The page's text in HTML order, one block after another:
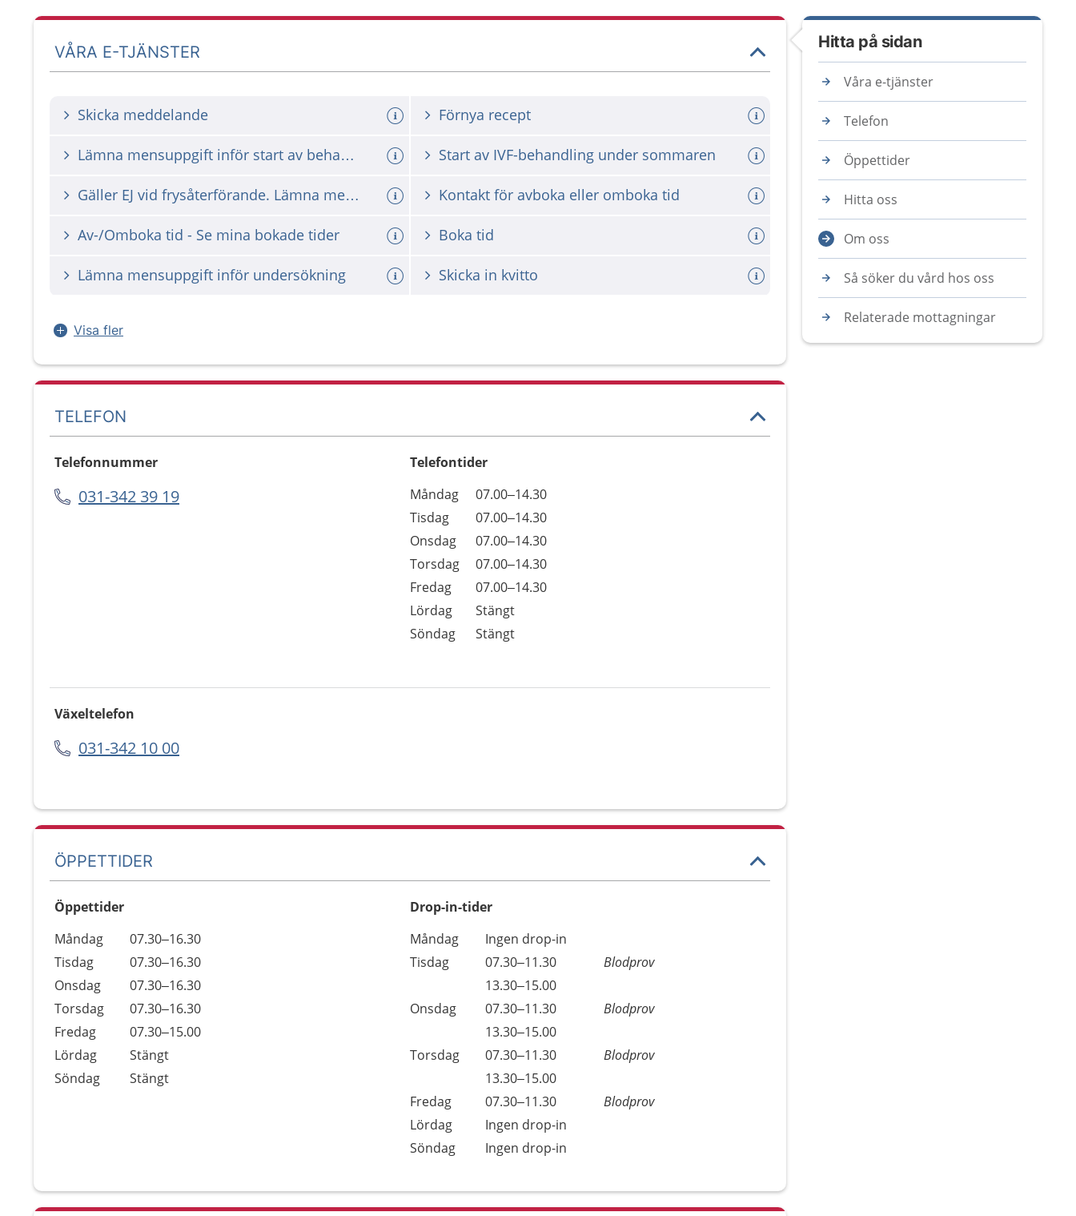
VÅRA E-TJÄNSTER
Skicka meddelande Förnya recept
Lämna mensuppgift inför start av behandling under helg Start av IVF-behandling under sommaren
Gäller EJ vid frysåterförande. Lämna meddelande om positiv ägglossningssticka inför insemination. Kontakt för avboka eller omboka tid
Av-/Omboka tid - Se mina bokade tider Boka tid
Lämna mensuppgift inför undersökning Skicka in kvitto
Visa fler
TELEFON
Telefonnummer
031-342 39 19
Telefontider
Dag
Öppettider
Kommentarer
Måndag
07.00–14.30
Tisdag
07.00–14.30
Onsdag
07.00–14.30
Torsdag
07.00–14.30
Fredag
07.00–14.30
Lördag
Stängt
Söndag
Stängt
Växeltelefon
031-342 10 00
ÖPPETTIDER
Öppettider
Dag
Öppettider
Kommentarer
Måndag
07.30–16.30
Tisdag
07.30–16.30
Onsdag
07.30–16.30
Torsdag
07.30–16.30
Fredag
07.30–15.00
Lördag
Stängt
Söndag
Stängt
Drop-in-tider
Måndag
Ingen drop-in
Tisdag
07.30–11.30
Blodprov
13.30–15.00
Onsdag
07.30–11.30
Blodprov
13.30–15.00
Torsdag
07.30–11.30
Blodprov
13.30–15.00
Fredag
07.30–11.30
Blodprov
Lördag
Ingen drop-in
Söndag
Ingen drop-in
Hitta på sidan
Våra e-tjänster
Telefon
Öppettider
Hitta oss
Om oss
Så söker du vård hos oss
Relaterade mottagningar